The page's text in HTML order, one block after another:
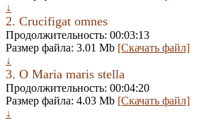
↓
2. Crucifigat omnes
Продолжительность: 00:03:13
Размер файла: 3.01 Mb [Скачать файл]
↓
3. O Maria maris stella
Продолжительность: 00:04:20
Размер файла: 4.03 Mb [Скачать файл]
↓